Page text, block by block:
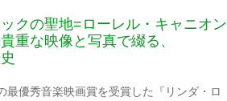
クの聖地=ローレル・キャニオン
重な映像と写真で綴る、
最優秀音楽映画賞を受賞した『リンダ・ロ